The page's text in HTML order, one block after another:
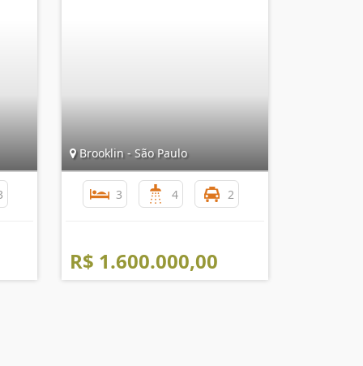
Brooklin - São Paulo
3 4 2
R$ 1.600.000,00